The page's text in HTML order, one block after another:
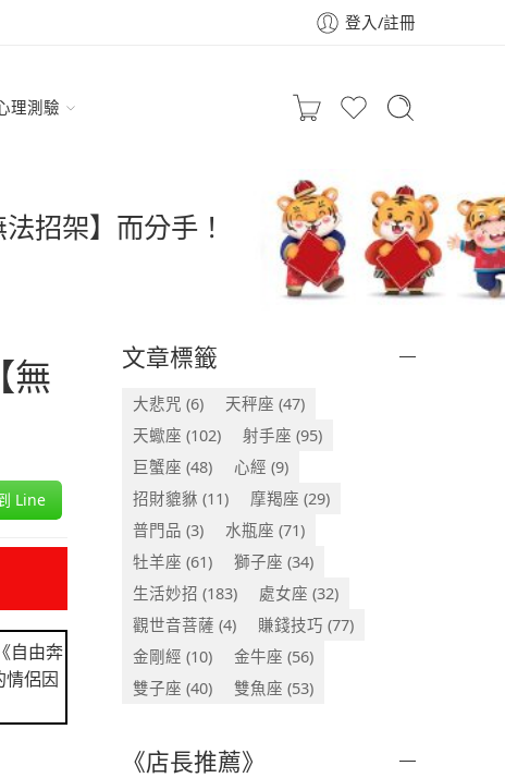
登入/註冊
理測驗
招架】而分手！
無
Line
自由奔
情侶因
文章標籤
大悲咒 (6) 天秤座 (47)
天蠍座 (102) 射手座 (95)
巨蟹座 (48) 心經 (9)
招財貔貅 (11) 摩羯座 (29)
普門品 (3) 水瓶座 (71)
牡羊座 (61) 獅子座 (34)
生活妙招 (183) 處女座 (32)
觀世音菩薩 (4) 賺錢技巧 (77)
金剛經 (10) 金牛座 (56)
雙子座 (40) 雙魚座 (53)
《店長推薦》